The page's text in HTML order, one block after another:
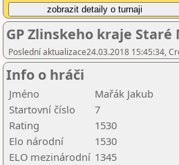
GP Zlinskeho kraje Staré
Poslední aktualizace24.03.2018 15:45:34,
Info o hráči
Jméno
Mařák Jakub
Startovní číslo
7
Rating
1530
Elo národní
1530
ELO mezinárodní 1345